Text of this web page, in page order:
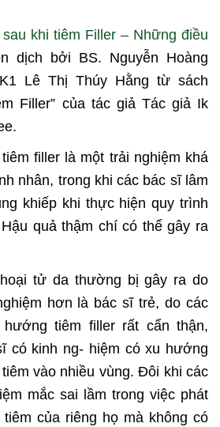
khi tiêm Filler – Những điều
dịch bởi BS. Nguyễn Hoàng
Lê Thị Thúy Hằng từ sách
Filler” của tác giả Tác giả Ik
filler là một trải nghiệm khá
nhân, trong khi các bác sĩ lâm
khiếp khi thực hiện quy trình
quả thậm chí có thể gây ra
tử da thường bị gây ra do
hơn là bác sĩ trẻ, do các
tiêm filler rất cẩn thận,
có kinh ng- hiệm có xu hướng
vào nhiều vùng. Đôi khi các
mắc sai lầm trong việc phát
của riêng họ mà không có